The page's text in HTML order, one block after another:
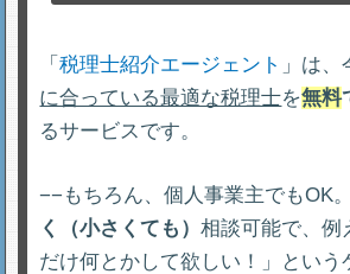
「税理士紹介エージェント 」は、
に合っている最適な税理士を無料
るサービスです。
−−もちろん、個人事業主でもOK。
く（小さくても）相談可能で、例
だけ何とかして欲しい！」という